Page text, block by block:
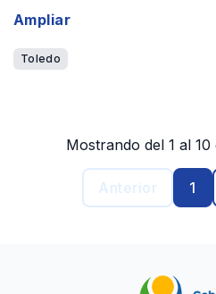
Ampliar
Toledo
Mostrando del 1 al
Anterior 1